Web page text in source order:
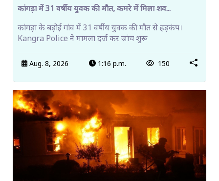
कांगड़ा में 31 वर्षीय युवक की मौत, कमरे में मिला शव...
कांगड़ा के बड़ोई गांव में 31 वर्षीय युवक की मौत से हड़कंप।
Kangra Police ने मामला दर्ज कर जांच शुरू
Aug. 8, 2026 1:16 p.m. 150